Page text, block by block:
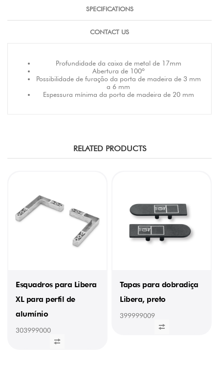
SPECIFICATIONS
CONTACT US
Profundidade da caixa de metal de 17mm
Abertura de 100º
Possibilidade de furação da porta de madeira de 3 mm
a 6 mm
Espessura mínima da porta de madeira de 20 mm
RELATED PRODUCTS
Esquadros para Libera
XL para perfil de
alumínio
303999000
Tapas para dobradiça
Libera, preto
399999009